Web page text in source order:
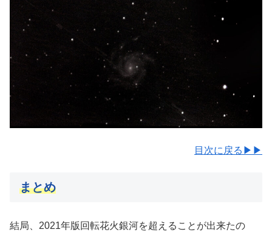
目次に戻る▶▶
まとめ
結局、2021年版回転花火銀河を超えることが出来たの